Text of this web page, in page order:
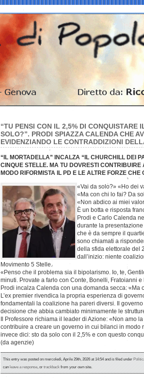
“TU PENSI CON IL 2,5% DI CONQUISTARE
SOLO?”. PRODI SPIAZZA CALENDA CHE
EVIDENZIANDO LE CONTRADDIZIONI
“IL MORTADELLA” INCALZA “IL CHURCHILL DEI
CINQUE STELLE. MA TU DOVRESTI
MODO RIFORMISTA IL PD E LE ALTRE FORZE CHE
«Vai da solo?» «Ho dei
«Ma con chi lo fai? Da
«Non abdico ai miei
È un botta e risposta
Prodi e Carlo Calenda
durante la
che è da sempre il
sono chiamati a
della sfida elettorale del
dall’inizio: niente
Movimento 5 Stelle.
«Penso che il problema sia il bipolarismo. Io, te,
minuti. Provate a farlo con Conte, Bonelli, Fratoianni
Prodi incalza Calenda con una domanda secca: «Ma
L’ex premier rivendica la propria esperienza di
fondamentali la coalizione ha pareri diversi. Il
decisione che abbia cambiato minimamente le
Il Professore richiama il leader di Azione: «Non amo
contribuire a creare un governo in cui bilanci in modo
invece dici: sto da solo con il 2,5% e con questo
(da agenzie)
This entry was posted on mercoledì, Aprile 29th, 2026 at 14:54 and is filed under
canleave a response, ortrackbackfrom your own site.